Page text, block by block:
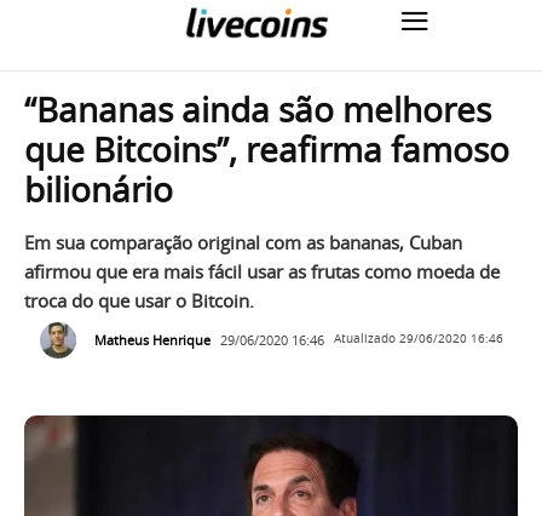
“Bananas ainda são melhores
que Bitcoins”, reafirma famoso
bilionário
Em sua comparação original com as bananas, Cuban
afirmou que era mais fácil usar as frutas como moeda de
troca do que usar o Bitcoin.
Matheus Henrique 29/06/2020 16:46 Atualizado 29/06/2020 16:46